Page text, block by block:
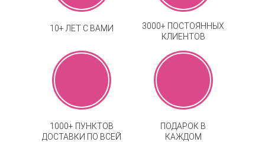
10+ ЛЕТ С ВАМИ
3000+ ПОСТОЯННЫХ
КЛИЕНТОВ
1000+ ПУНКТОВ
ДОСТАВКИ ПО ВСЕЙ
ПОДАРОК В
КАЖДОМ